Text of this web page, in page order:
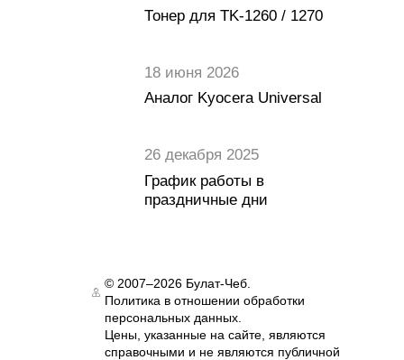
Тонер для TK-1260 / 1270
18 июня 2026
Аналог Kyocera Universal
26 декабря 2025
График работы в
праздничные дни
© 2007–2026 Булат-Чеб.
Политика в отношении обработки
персональных данных.
Цены, указанные на сайте, являются
справочными и не являются публичной
Authorization